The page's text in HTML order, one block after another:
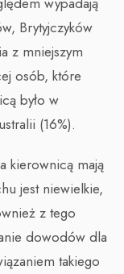
Brytyjczyków
z mniejszym
osób, które
było w
(16%).
kierownicą mają
jest niewielkie,
z tego
dowodów dla
takiego